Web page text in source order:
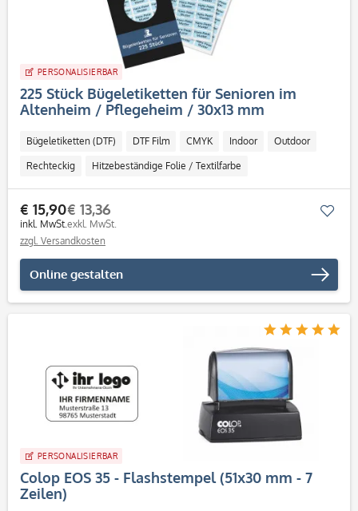
PERSONALISIERBAR
225 Stück Bügeletiketten für Senioren im
Altenheim / Pflegeheim / 30x13 mm
Bügeletiketten (DTF) DTF Film CMYK Indoor Outdoor
Rechteckig Hitzebeständige Folie / Textilfarbe
€ 15,90
inkl. MwSt.
€ 13,36
exkl. MwSt.
zzgl. Versandkosten
Online gestalten
PERSONALISIERBAR
Colop EOS 35 - Flashstempel (51x30 mm - 7
Zeilen)